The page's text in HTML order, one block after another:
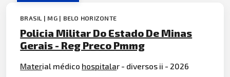
BRASIL | MG | BELO HORIZONTE
Policia Militar Do Estado De Minas
Gerais - Reg Preco Pmmg
Material médico hospitalar - diversos ii - 2026